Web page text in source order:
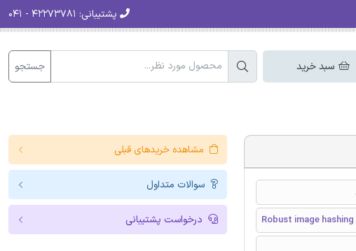
پشتیبانی:
سبد خرید جستجو
Robust image
مشاهده خریدهای قبلی
سوالات متداول
درخواست پشتیبانی